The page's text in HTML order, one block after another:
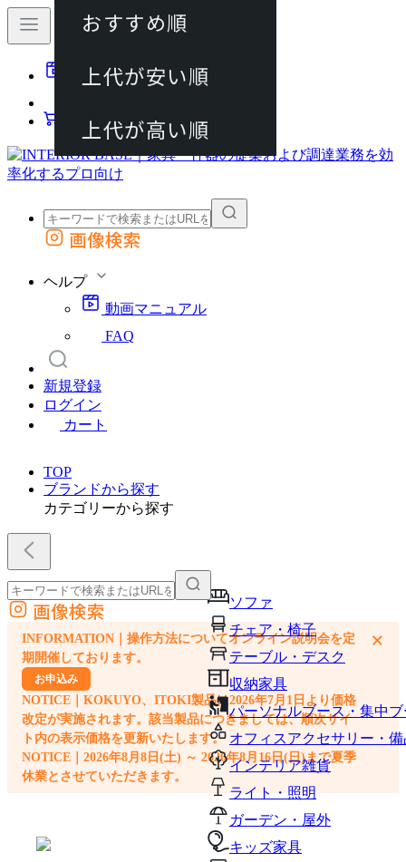
動画マニュアル
カート
外部サイトの商品をカートに追加
画像検索
ヘルプ
動画マニュアル
FAQ
新規登録
ログイン
カート
TOP
ブランドから探す
カテゴリーから探す
ソファ
チェア・椅子
テーブル・デスク
収納家具
パーソナルブース・集中
オフィスアクセサリー・備
インテリア雑貨
ライト・照明
ガーデン・屋外
キッズ家具
外部サイトの商品をカートに追加
他のサイトで見つけた商品ページのURLを貼り付けて、カートに追加できます
画像検索
INFORMATION｜操作方法についてオンライン説明会を定
期開催しております。
お申込み
NOTICE｜KOKUYO、ITOKI製品は2026年7月1日より価格
改定が実施されます。該当製品につきましては、順次サイ
ト内の表示価格を更新いたします。
NOTICE｜2026年8月8日(土) ～ 2026年8月16日(日)まで夏季
休業とさせていただきます。
×
おすすめ順
上代が安い順
上代が高い順